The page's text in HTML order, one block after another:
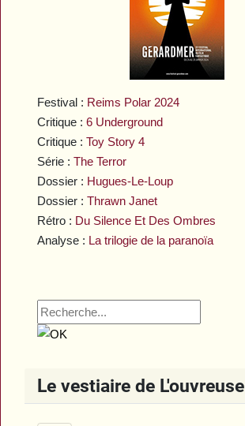
Festival : Reims Polar 2024
Critique :6 Underground
Critique :Toy Story 4
Série :The Terror
Dossier : Hugues-Le-Loup
Dossier :Thrawn Janet
Rétro : Du Silence Et Des Ombres
Analyse : La trilogie de la paranoïa
Le vestiaire de L'ouvreuse